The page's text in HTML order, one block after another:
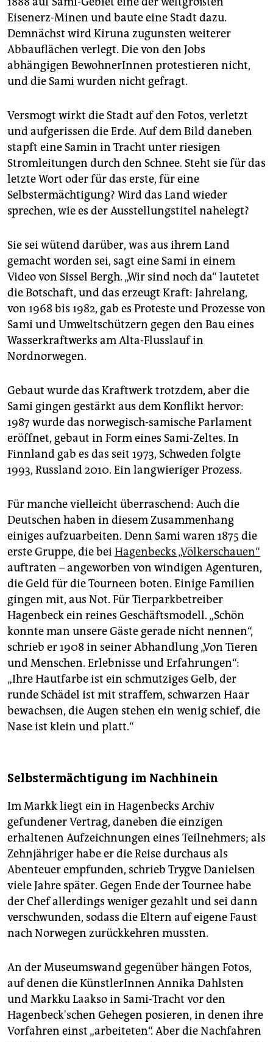
Eisenerz-Minen und baute eine Stadt dazu.
Demnächst wird Kiruna zugunsten weiterer
Abbauflächen verlegt. Die von den Jobs
abhängigen BewohnerInnen protestieren nicht,
und die Sami wurden nicht gefragt.
Versmogt wirkt die Stadt auf den Fotos, verletzt
und aufgerissen die Erde. Auf dem Bild daneben
stapft eine Samin in Tracht unter riesigen
Stromleitungen durch den Schnee. Steht sie für das
letzte Wort oder für das erste, für eine
Selbstermächtigung? Wird das Land wieder
sprechen, wie es der Ausstellungstitel nahelegt?
Sie sei wütend darüber, was aus ihrem Land
gemacht worden sei, sagt eine Sami in einem
Video von Sissel Bergh. „Wir sind noch da“ lautetet
die Botschaft, und das erzeugt Kraft: Jahrelang,
von 1968 bis 1982, gab es Proteste und Prozesse von
Sami und Umweltschützern gegen den Bau eines
Wasserkraftwerks am Alta-Flusslauf in
Nordnorwegen.
Gebaut wurde das Kraftwerk trotzdem, aber die
Sami gingen gestärkt aus dem Konflikt hervor:
1987 wurde das norwegisch-samische Parlament
eröffnet, gebaut in Form eines Sami-Zeltes. In
Finnland gab es das seit 1973, Schweden folgte
1993, Russland 2010. Ein langwieriger Prozess.
Für manche vielleicht überraschend: Auch die
Deutschen haben in diesem Zusammenhang
einiges aufzuarbeiten. Denn Sami waren 1875 die
erste Gruppe, die beiHagenbecks „Völkerschauen“
auftraten – angeworben von windigen Agenturen,
die Geld für die Tourneen boten. Einige Familien
gingen mit, aus Not. Für Tierparkbetreiber
Hagenbeck ein reines Geschäftsmodell. „Schön
konnte man unsere Gäste gerade nicht nennen“,
schrieb er 1908 in seiner Abhandlung „Von Tieren
und Menschen. Erlebnisse und Erfahrungen“:
„Ihre Hautfarbe ist ein schmutziges Gelb, der
runde Schädel ist mit straffem, schwarzen Haar
bewachsen, die Augen stehen ein wenig schief, die
Nase ist klein und platt.“
Selbstermächtigung im Nachhinein
Im Markk liegt ein in Hagenbecks Archiv
gefundener Vertrag, daneben die einzigen
erhaltenen Aufzeichnungen eines Teilnehmers; als
Zehnjähriger habe er die Reise durchaus als
Abenteuer empfunden, schrieb Trygve Danielsen
viele Jahre später. Gegen Ende der Tournee habe
der Chef allerdings weniger gezahlt und sei dann
verschwunden, sodass die Eltern auf eigene Faust
nach Norwegen zurückkehren mussten.
An der Museumswand gegenüber hängen Fotos,
auf denen die KünstlerInnen Annika Dahlsten
und Markku Laakso in Sami-Tracht vor den
Hagenbeck'schen Gehegen posieren, in denen ihre
Vorfahren einst „arbeiteten“. Aber die Nachfahren